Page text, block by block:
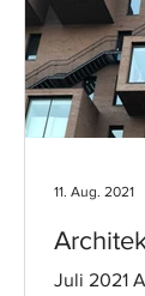
Juli 2021
11. Aug. 2021